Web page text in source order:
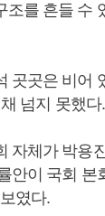
조를 흔들 수
곳곳은 비어
넘지 못했다.
자체가 박용
안이 국회
였다.